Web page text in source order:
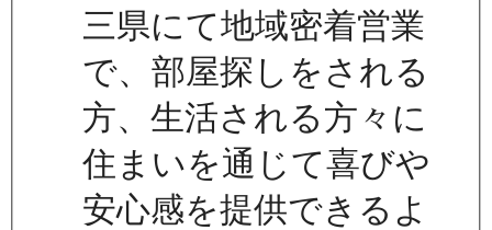
三県にて地域密着営業
で、部屋探しをされる
方、生活される方々に
住まいを通じて喜びや
安心感を提供できるよ